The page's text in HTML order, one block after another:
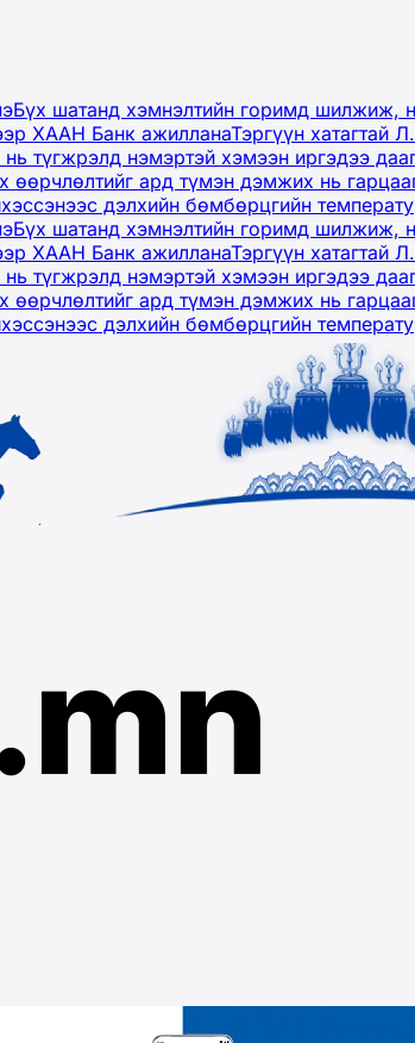
Бүх шатанд хэмнэлтийн горимд шилжиж,
ХААН Банк ажилланаТэргүүн хатагтай
нь түгжрэлд нэмэртэй хэмээн иргэдээ
ард түмэн дэмжих нь
дэлхийн бөмбөрцгийн
Бүх шатанд хэмнэлтийн горимд шилжиж,
ХААН Банк ажилланаТэргүүн хатагтай
нь түгжрэлд нэмэртэй хэмээн иргэдээ
ард түмэн дэмжих нь
дэлхийн бөмбөрцгийн